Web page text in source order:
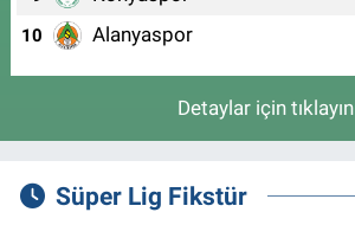
10 Alanyaspor
Detaylar için tıklayın
Süper Lig Fikstür